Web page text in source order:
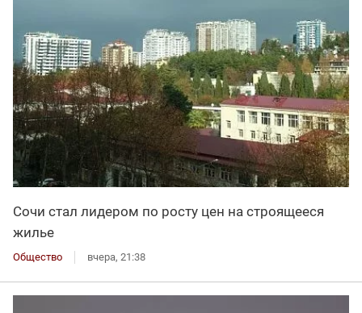
Сочи стал лидером по росту цен на строящееся
жилье
Общество вчера, 21:38